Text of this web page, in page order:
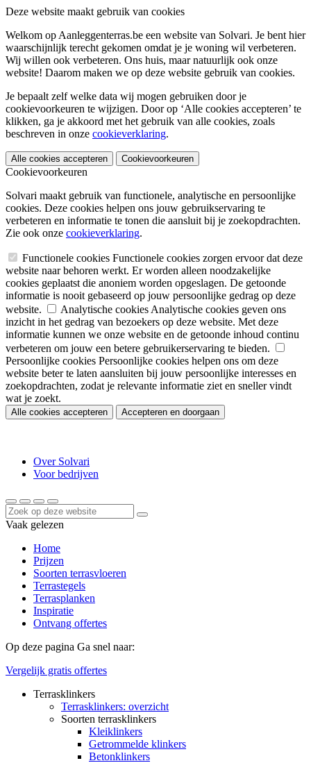
Deze website maakt gebruik van cookies
Welkom op Aanleggenterras.be een website van Solvari. Je bent hier
waarschijnlijk terecht gekomen omdat je je woning wil verbeteren.
Wij willen ook verbeteren. Ons huis, maar natuurlijk ook onze
website! Daarom maken we op deze website gebruik van cookies.
Je bepaalt zelf welke data wij mogen gebruiken door je
cookievoorkeuren te wijzigen. Door op ‘Alle cookies accepteren’ te
klikken, ga je akkoord met het gebruik van alle cookies, zoals
beschreven in onze cookieverklaring.
Alle cookies accepteren Cookievoorkeuren
Cookievoorkeuren
Solvari maakt gebruik van functionele, analytische en persoonlijke
cookies. Deze cookies helpen ons jouw gebruikservaring te
verbeteren en informatie te tonen die aansluit bij je zoekopdrachten.
Zie ook onze cookieverklaring.
Functionele cookies Functionele cookies zorgen ervoor dat deze
website naar behoren werkt. Er worden alleen noodzakelijke
cookies geplaatst die anoniem worden opgeslagen. De getoonde
informatie is nooit gebaseerd op jouw persoonlijke gedrag op deze
website.
Analytische cookies Analytische cookies geven ons
inzicht in het gedrag van bezoekers op deze website. Met deze
informatie kunnen we onze website en de getoonde inhoud continu
verbeteren om jouw een betere gebruikerservaring te bieden.
Persoonlijke cookies Persoonlijke cookies helpen ons om deze
website beter te laten aansluiten bij jouw persoonlijke interesses en
zoekopdrachten, zodat je relevante informatie ziet en sneller vindt
wat je zoekt.
Alle cookies accepteren Accepteren en doorgaan
Over Solvari
Voor bedrijven
Vaak gelezen
Home
Prijzen
Soorten terrasvloeren
Terrastegels
Terrasplanken
Inspiratie
Ontvang offertes
Op deze pagina Ga snel naar:
Vergelijk gratis offertes
Terrasklinkers
Terrasklinkers: overzicht
Soorten terrasklinkers
Kleiklinkers
Getrommelde klinkers
Betonklinkers